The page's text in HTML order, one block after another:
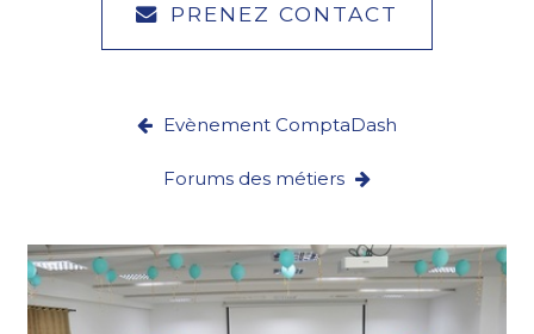
PRENEZ CONTACT
Evènement ComptaDash
Forums des métiers